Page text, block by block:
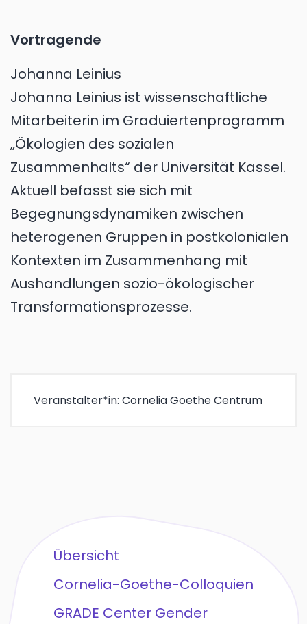
Vortragende
Johanna Leinius
Johanna Leinius ist wissenschaftliche
Mitarbeiterin im Graduiertenprogramm
„Ökologien des sozialen
Zusammenhalts“ der Universität Kassel.
Aktuell befasst sie sich mit
Begegnungsdynamiken zwischen
heterogenen Gruppen in postkolonialen
Kontexten im Zusammenhang mit
Aushandlungen sozio-ökologischer
Transformationsprozesse.
Veranstalter*in: Cornelia Goethe Centrum
Übersicht
Cornelia-Goethe-Colloquien
GRADE Center Gender